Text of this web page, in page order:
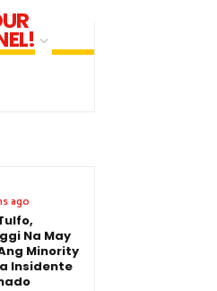
ago
Na May
Minority
Insidente